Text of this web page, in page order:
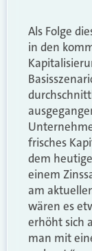
Als Folge
in den
frisches
dem
einem
am
wären es
erhöht sich
man mit